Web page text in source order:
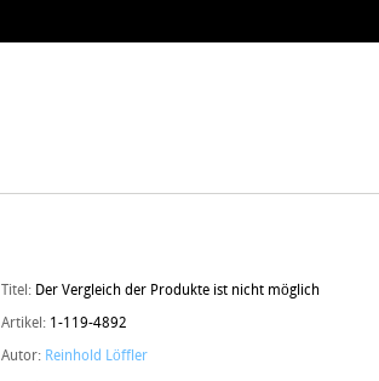
Titel: Der Vergleich der Produkte ist nicht möglich
Artikel: 1-119-4892
Autor: Reinhold Löffler